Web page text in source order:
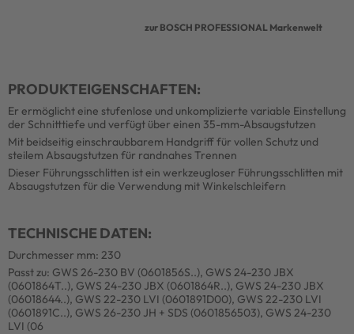
zur BOSCH PROFESSIONAL Markenwelt
PRODUKTEIGENSCHAFTEN:
Er ermöglicht eine stufenlose und unkomplizierte variable Einstellung
der Schnitttiefe und verfügt über einen 35-mm-Absaugstutzen
Mit beidseitig einschraubbarem Handgriff für vollen Schutz und
steilem Absaugstutzen für randnahes Trennen
Dieser Führungsschlitten ist ein werkzeugloser Führungsschlitten mit
Absaugstutzen für die Verwendung mit Winkelschleifern
TECHNISCHE DATEN:
Durchmesser mm: 230
Passt zu: GWS 26-230 BV (0601856S..), GWS 24-230 JBX
(0601864T..), GWS 24-230 JBX (0601864R..), GWS 24-230 JBX
(06018644..), GWS 22-230 LVI (0601891D00), GWS 22-230 LVI
(0601891C..), GWS 26-230 JH + SDS (0601856503), GWS 24-230
LVI (06